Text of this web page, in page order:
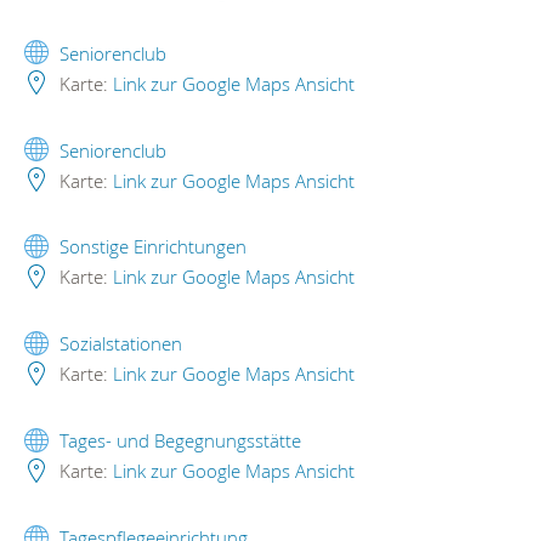
Seniorenclub
Karte: Link zur Google Maps Ansicht
Seniorenclub
Karte: Link zur Google Maps Ansicht
Sonstige Einrichtungen
Karte: Link zur Google Maps Ansicht
Sozialstationen
Karte: Link zur Google Maps Ansicht
Tages- und Begegnungsstätte
Karte: Link zur Google Maps Ansicht